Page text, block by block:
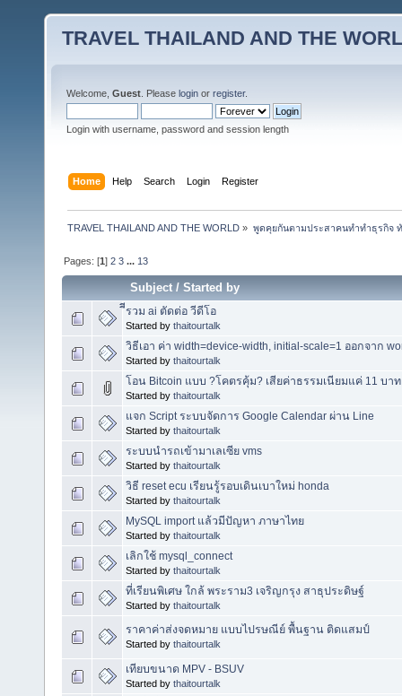
TRAVEL THAILAND AND THE
Welcome, Guest . Please login or register.
Login with username, password and session length
Home Help Search Login Register
TRAVEL THAILAND AND THE WORLD » พูดคุยกันตามประสาคนทำทำธุรกิจ ทั
Pages: [1]2 3 ... 13
Subject/Started by
ีีรวม ai ตัดต่อ วีดีโอ
Started by thaitourtalk
วิธีเอา ค่า width=device-width, initial-scale=1 ออกจาก
Started by thaitourtalk
โอน Bitcoin แบบ ?โคตรคุ้ม? เสียค่าธรรมเนียมแค่ 11 บา
Started by thaitourtalk
แจก Script ระบบจัดการ Google Calendar ผ่าน Line
Started by thaitourtalk
ระบบนำรถเข้ามาเลเซีย vms
Started by thaitourtalk
วิธี reset ecu เรียนรู้รอบเดินเบาใหม่ honda
Started by thaitourtalk
MySQL import แล้วมีปัญหา ภาษาไทย
Started by thaitourtalk
เลิกใช้ mysql_connect
Started by thaitourtalk
ที่เรียนพิเศษ ใกล้ พระราม3 เจริญกรุง สาธุประดิษฐ์
Started by thaitourtalk
ราคาค่าส่งจดหมาย แบบไปรษณีย์ พื้นฐาน ติดแสมป์
Started by thaitourtalk
เทียบขนาด MPV - BSUV
Started by thaitourtalk